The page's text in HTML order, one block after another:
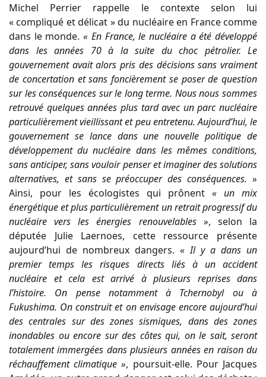
Michel Perrier rappelle le contexte selon lui
« compliqué et délicat » du nucléaire en France comme
dans le monde.« En France, le nucléaire a été développé
dans les années 70 à la suite du choc pétrolier. Le
gouvernement avait alors pris des décisions sans vraiment
de concertation et sans foncièrement se poser de question
sur les conséquences sur le long terme. Nous nous sommes
retrouvé quelques années plus tard avec un parc nucléaire
particulièrement vieillissant et peu entretenu. Aujourd’hui, le
gouvernement se lance dans une nouvelle politique de
développement du nucléaire dans les mêmes conditions,
sans anticiper, sans vouloir penser et imaginer des solutions
alternatives, et sans se préoccuper des conséquences. »
Ainsi, pour les écologistes qui prônent « un mix
énergétique et plus particulièrement un retrait progressif du
nucléaire vers les énergies renouvelables », selon la
députée Julie Laernoes, cette ressource présente
aujourd’hui de nombreux dangers. « Il y a dans un
premier temps les risques directs liés à un accident
nucléaire et cela est arrivé à plusieurs reprises dans
l’histoire. On pense notamment à Tchernobyl ou à
Fukushima. On construit et on envisage encore aujourd’hui
des centrales sur des zones sismiques, dans des zones
inondables ou encore sur des côtes qui, on le sait, seront
totalement immergées dans plusieurs années en raison du
réchauffement climatique », poursuit-elle. Pour Jacques